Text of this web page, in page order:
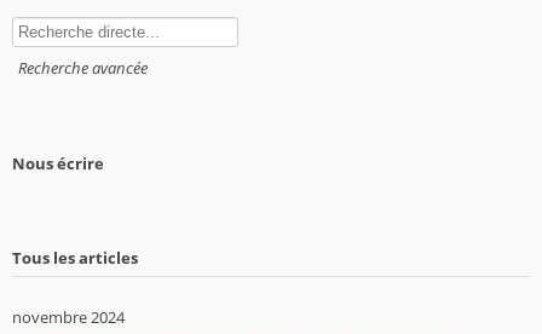
Rechercher
Recherche avancée
Nous écrire
Tous les articles
novembre 2024